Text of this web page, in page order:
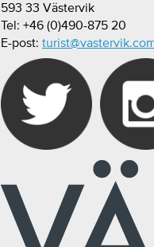
593 33 Västervik
Tel: +46 (0)490-875 20
E-post: